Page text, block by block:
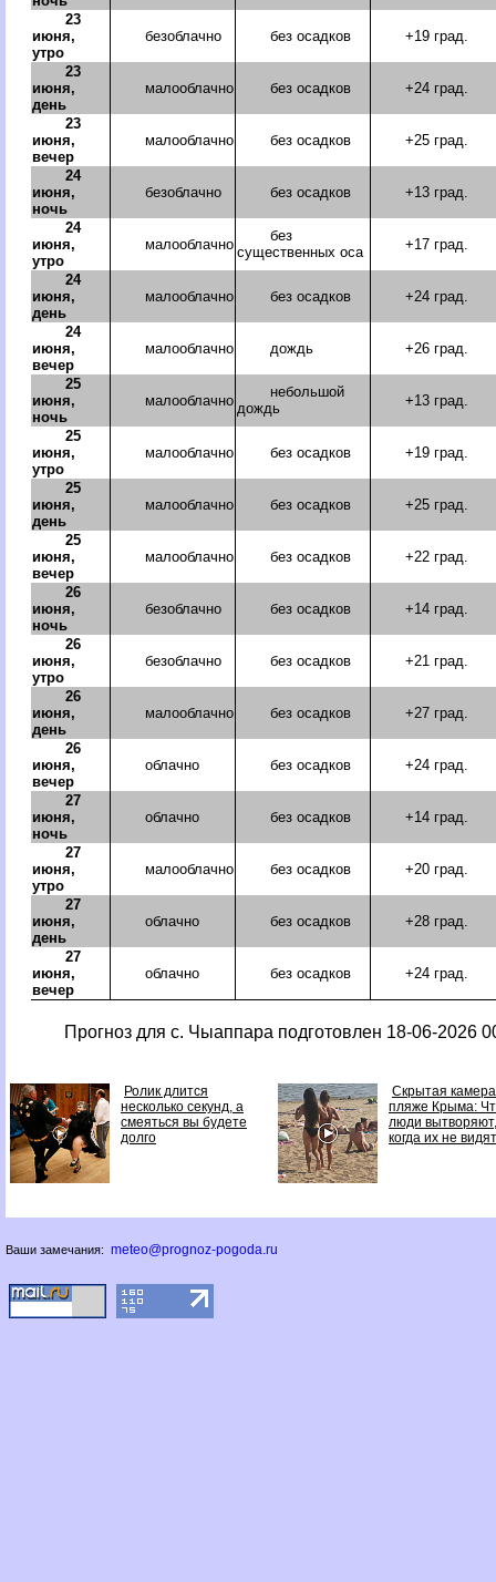
23
июня,
утро
безоблачно без осадков +19 град.
23
июня,
день
малооблачно без осадков +24 град.
23
июня,
вечер
малооблачно без осадков +25 град.
24
июня,
ночь
безоблачно без осадков +13 град.
24
июня,
утро
малооблачно
без
существенных оса
+17 град.
24
июня,
день
малооблачно без осадков +24 град.
24
июня,
вечер
малооблачно дождь +26 град.
25
июня,
ночь
малооблачно
небольшой
дождь
+13 град.
25
июня,
утро
малооблачно без осадков +19 град.
25
июня,
день
малооблачно без осадков +25 град.
25
июня,
вечер
малооблачно без осадков +22 град.
26
июня,
ночь
безоблачно без осадков +14 град.
26
июня,
утро
безоблачно без осадков +21 град.
26
июня,
день
малооблачно без осадков +27 град.
26
июня,
вечер
облачно без осадков +24 град.
27
июня,
ночь
облачно без осадков +14 град.
27
июня,
утро
малооблачно без осадков +20 град.
27
июня,
день
облачно без осадков +28 град.
27
июня,
вечер
облачно без осадков +24 град.
Прогноз для с. Чыаппара подготовлен 18-06-2026
Ролик длится
несколько секунд, а
смеяться вы будете
долго
Скрытая
пляже Крыма:
люди вытворяют,
когда их не
Ваши замечания: meteo@prognoz-pogoda.ru